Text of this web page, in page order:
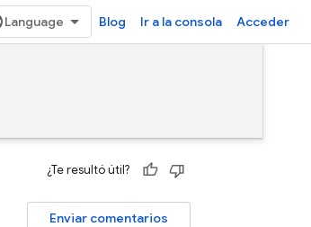
Blog Ir a la consola Acceder
¿Te resultó útil?
Enviar comentarios